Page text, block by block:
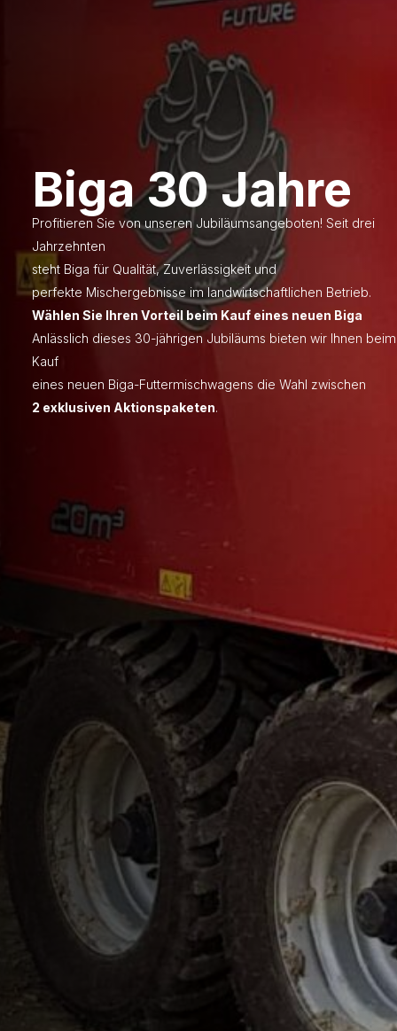
Biga 30 Jahre
Profitieren Sie von unseren Jubiläumsangeboten! Seit drei
Jahrzehnten
steht Biga für Qualität, Zuverlässigkeit und
perfekte Mischergebnisse im landwirtschaftlichen Betrieb.
Wählen Sie Ihren Vorteil beim Kauf eines neuen Biga
Anlässlich dieses 30-jährigen Jubiläums bieten wir Ihnen beim
Kauf
eines neuen Biga-Futtermischwagens die Wahl zwischen
2 exklusiven Aktionspaketen.